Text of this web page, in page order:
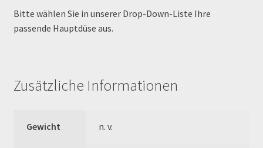
My Profile
Order Confirmation
Order Failed
Bitte wählen Sie in unserer Drop-Down-Liste Ihre
passende Hauptdüse aus.
Zusätzliche Informationen
Gewicht n. v.